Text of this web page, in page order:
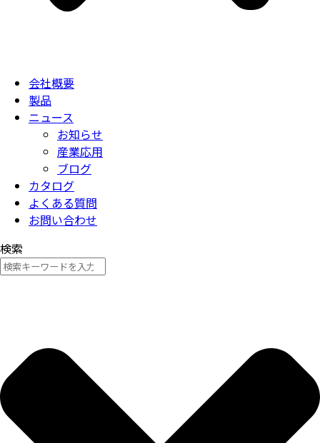
会社概要
製品
ニュース
お知らせ
産業応用
ブログ
カタログ
よくある質問
お問い合わせ
検索